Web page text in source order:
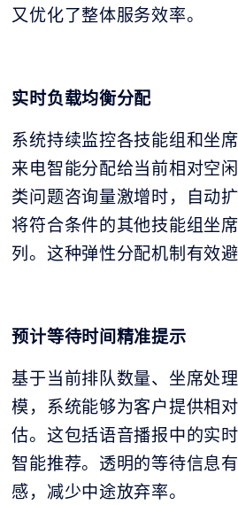
又优化了整体服务效率。
实时负载均衡分配
系统持续监控各技能组和坐
来电智能分配给当前相对空
类问题咨询量激增时，自动
将符合条件的其他技能组坐
列。这种弹性分配机制有效
预计等待时间精准提示
基于当前排队数量、坐席处
模，系统能够为客户提供相
估。这包括语音播报中的实
智能推荐。透明的等待信息
感，减少中途放弃率。